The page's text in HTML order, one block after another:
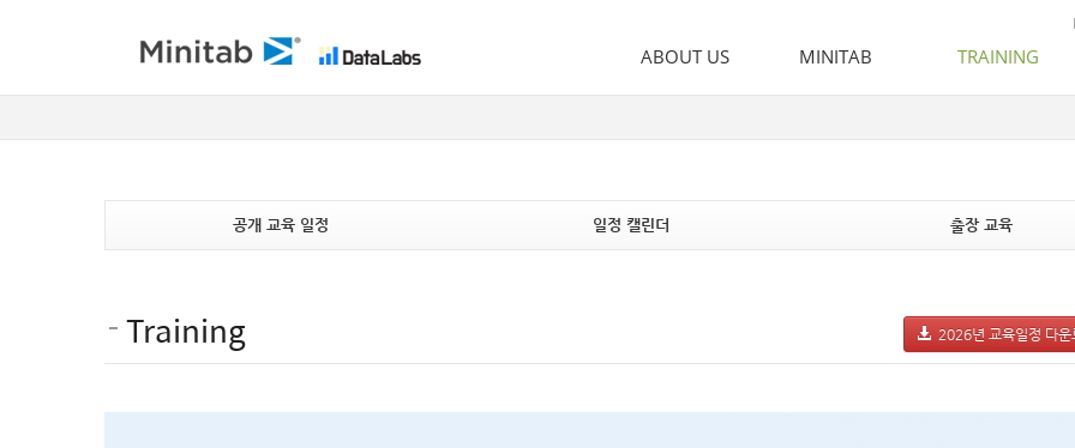
ABOUT US
오시는 길
MINITAB TRAINING
공개 교육 일정 일정 캘린더 출장 교육
Training 2026년 교육일정 다운